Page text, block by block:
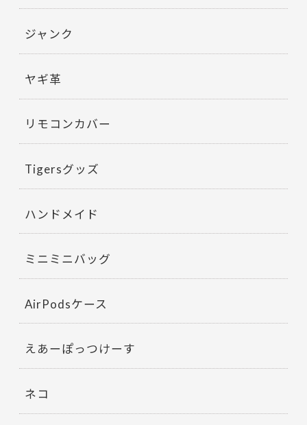
ジャンク
ヤギ革
リモコンカバー
Tigersグッズ
ハンドメイド
ミニミニバッグ
AirPodsケース
えあーぽっつけーす
ネコ